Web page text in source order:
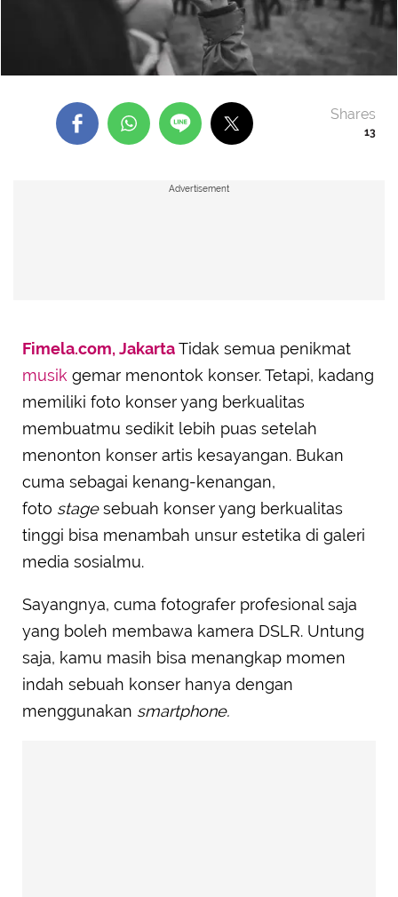
13
Shares
Advertisement
Fimela.com, JakartaTidak semua penikmat
musik gemar menontok konser. Tetapi, kadang
memiliki foto konser yang berkualitas
membuatmu sedikit lebih puas setelah
menonton konser artis kesayangan. Bukan
cuma sebagai kenang-kenangan,
foto stagesebuah konser yang berkualitas
tinggi bisa menambah unsur estetika di galeri
media sosialmu.
Sayangnya, cuma fotografer profesional saja
yang boleh membawa kamera DSLR. Untung
saja, kamu masih bisa menangkap momen
indah sebuah konser hanya dengan
menggunakan smartphone.